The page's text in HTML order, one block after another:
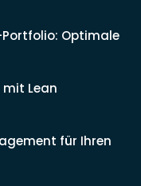
Optimale
Lean
für Ihren